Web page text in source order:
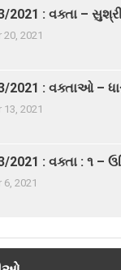
સુવિધાઓ
સ્વપ્ન યોજનાઓ
પ્રદર્શનો
વિશિષ્ટ મુલાકાતીઓ
ટ્રસ્ટી મંડળના
20, 2021
13, 2021
6, 2021